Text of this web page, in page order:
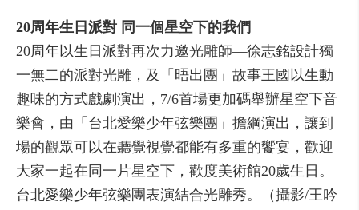
20周年生日派對 同一個星空下的我們
20周年以生日派對再次力邀光雕師—徐志銘設計獨
一無二的派對光雕，及「晤出團」故事王國以生動
趣味的方式戲劇演出，7/6首場更加碼舉辦星空下音
樂會，由「台北愛樂少年弦樂團」擔綱演出，讓到
場的觀眾可以在聽覺視覺都能有多重的饗宴，歡迎
大家一起在同一片星空下，歡度美術館20歲生日。
台北愛樂少年弦樂團表演結合光雕秀。（攝影/王吟